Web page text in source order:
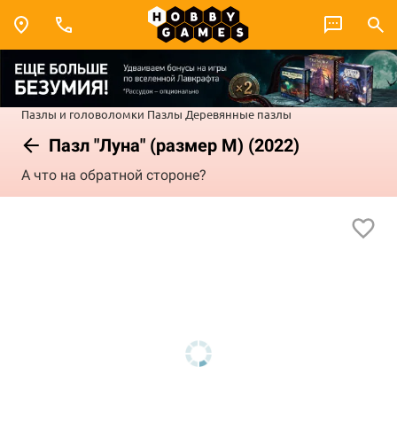
Пазлы и головоломки Пазлы Деревянные пазлы
Пазл "Луна" (размер M) (2022)
А что на обратной стороне?